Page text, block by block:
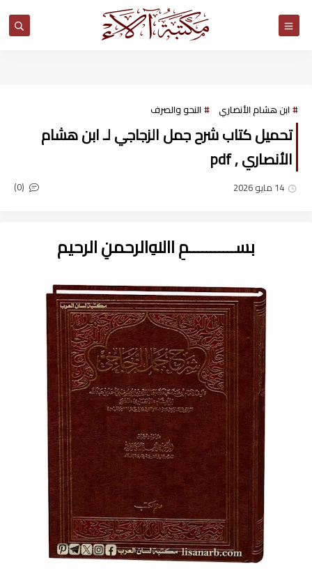
ابن هشام الأنصاري النحو والصرف
تحميل كتاب شرح جمل الزجاجي لـ ابن هشام
الأنصاري , pdf
14 مايو 2026 (0)
بســـــــــــمِ اﷲِالرحمنِ الرحيم